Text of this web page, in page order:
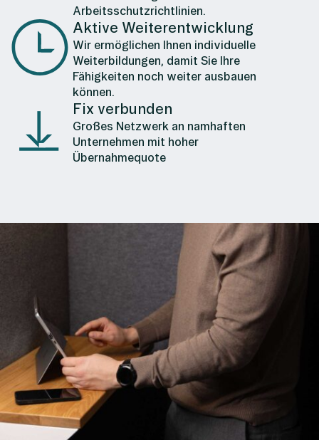
Arbeitsschutzrichtlinien.
Aktive Weiterentwicklung
Wir ermöglichen Ihnen individuelle
Weiterbildungen, damit Sie Ihre
Fähigkeiten noch weiter ausbauen
können.
Fix verbunden
Großes Netzwerk an namhaften
Unternehmen mit hoher
Übernahmequote